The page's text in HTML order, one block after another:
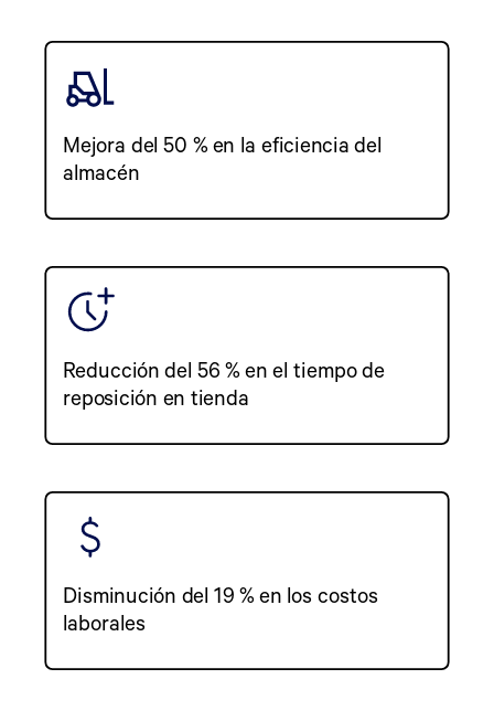
Mejora del 50 % en la eficiencia del
almacén
Reducción del 56 % en el tiempo de
reposición en tienda
Disminución del 19 % en los costos
laborales